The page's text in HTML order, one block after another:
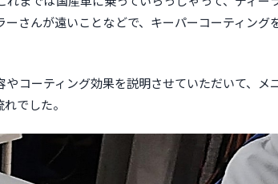
さんが遠いことなどで、キーパーコーティング
コーティング効果を説明させていただいて、メ
でした。